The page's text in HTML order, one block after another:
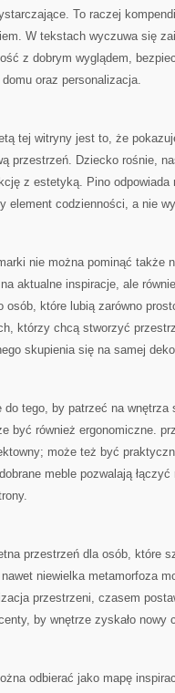
To raczej
W tekstach wyczuwa się
z dobrym wyglądem,
oraz personalizacja.
tej witryny jest to, że
przestrzeń. Dziecko rośnie,
z estetyką. Pino
element codzienności, a nie
nie można pominąć także
aktualne inspiracje, ale
osób, które lubią zarówno
którzy chcą stworzyć
skupienia się na samej
do tego, by patrzeć na
być również ergonomiczne.
może też być
meble pozwalają
przestrzeń dla osób, które
niewielka metamorfoza
przestrzeni, czasem
by wnętrze zyskało nowy
odbierać jako mapę